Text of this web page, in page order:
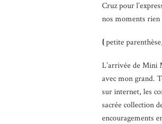
Cruz pour
nos moments rien
{petite
L’arrivée de Mini
avec mon grand.
sur internet, les
sacrée collection
encouragements